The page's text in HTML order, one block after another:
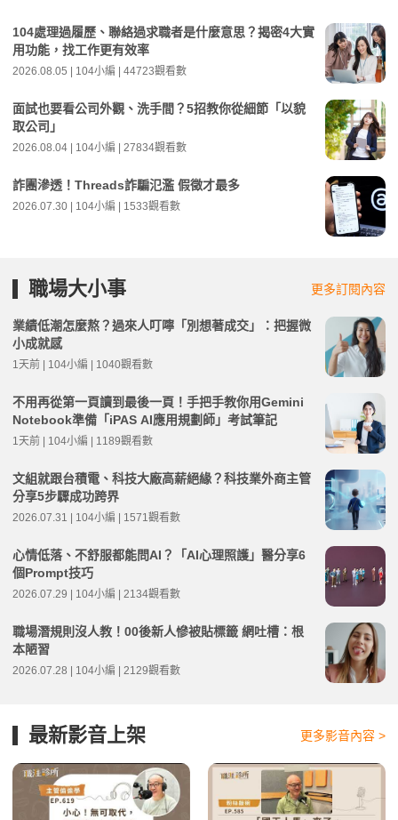
104處理過履歷、聯絡過求職者是什麼意思？揭密4大實
用功能，找工作更有效率
2026.08.05 | 104小編 | 44723觀看數
面試也要看公司外觀、洗手間？5招教你從細節「以貌
取公司」
2026.08.04 | 104小編 | 27834觀看數
詐團滲透！Threads詐騙氾濫 假徵才最多
2026.07.30 | 104小編 | 1533觀看數
職場大小事 更多訂閱內容
業績低潮怎麼熬？過來人叮嚀「別想著成交」：把握微
小成就感
1天前 | 104小編 | 1040觀看數
不用再從第一頁讀到最後一頁！手把手教你用Gemini
Notebook準備「iPAS AI應用規劃師」考試筆記
1天前 | 104小編 | 1189觀看數
文組就跟台積電、科技大廠高薪絕緣？科技業外商主管
分享5步驟成功跨界
2026.07.31 | 104小編 | 1571觀看數
心情低落、不舒服都能問AI？「AI心理照護」醫分享6
個Prompt技巧
2026.07.29 | 104小編 | 2134觀看數
職場潛規則沒人教！00後新人慘被貼標籤 網吐槽：根
本陋習
2026.07.28 | 104小編 | 2129觀看數
最新影音上架 更多影音內容 >